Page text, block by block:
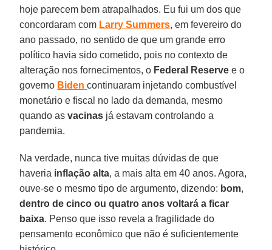
hoje parecem bem atrapalhados. Eu fui um dos que
concordaram com Larry Summers, em fevereiro do
ano passado, no sentido de que um grande erro
político havia sido cometido, pois no contexto de
alteração nos fornecimentos, o Federal Reserve e o
governo Biden continuaram injetando combustível
monetário e fiscal no lado da demanda, mesmo
quando asvacinas já estavam controlando a
pandemia.
Na verdade, nunca tive muitas dúvidas de que
haveria inflação alta, a mais alta em 40 anos. Agora,
ouve-se o mesmo tipo de argumento, dizendo: bom,
dentro de cinco ou quatro anos voltará a ficar
baixa. Penso que isso revela a fragilidade do
pensamento econômico que não é suficientemente